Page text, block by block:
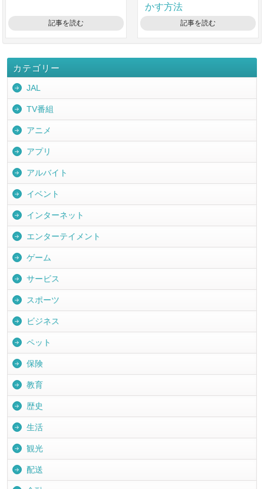
記事を読む
かす方法
記事を読む
カテゴリー
JAL
TV番組
アニメ
アプリ
アルバイト
イベント
インターネット
エンターテイメント
ゲーム
サービス
スポーツ
ビジネス
ペット
保険
教育
歴史
生活
観光
配送